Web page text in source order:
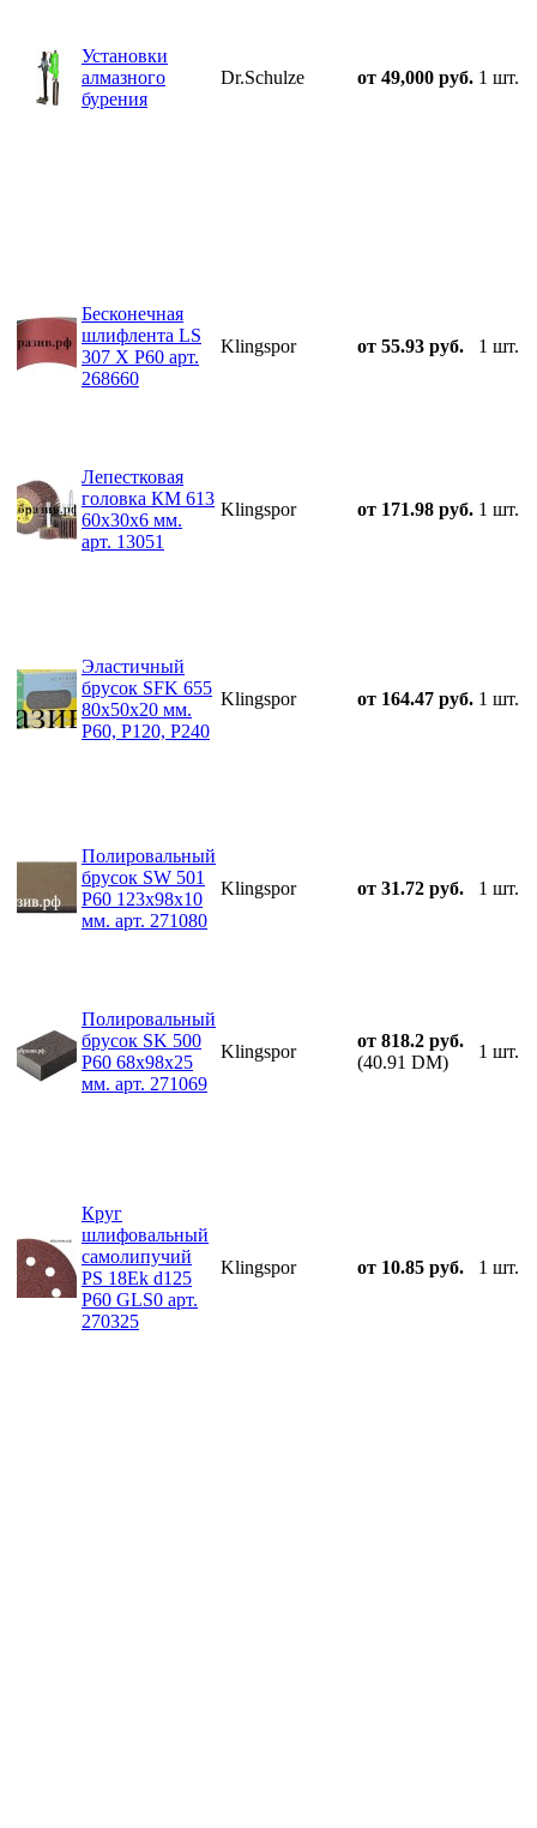
Установки
алмазного
бурения
Dr.Schulze от 49,000 руб. 1 шт.
Бесконечная
шлифлента LS
307 X P60 арт.
268660
Klingspor от 55.93 руб. 1 шт.
Лепестковая
головка КМ 613
60х30х6 мм.
арт. 13051
Klingspor от 171.98 руб. 1 шт.
Эластичный
брусок SFK 655
80x50x20 мм.
P60, P120, P240
Klingspor от 164.47 руб. 1 шт.
Полировальный
брусок SW 501
P60 123x98x10
мм. арт. 271080
Klingspor от 31.72 руб. 1 шт.
Полировальный
брусок SK 500
P60 68x98x25
мм. арт. 271069
Klingspor
от 818.2 руб.
(40.91 DM)
1 шт.
Круг
шлифовальный
самолипучий
PS 18Ek d125
P60 GLS0 арт.
270325
Klingspor от 10.85 руб. 1 шт.